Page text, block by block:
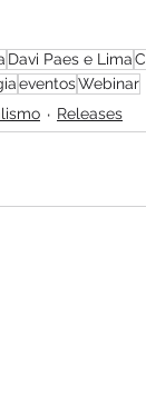
Davi Paes e Lima
eventosWebinar
Releases